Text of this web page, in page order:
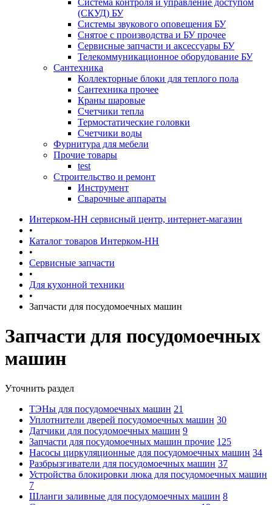
Система контроля и управление доступом
(СКУД) БУ
Системы звукового оповещения БУ
Снятое с производства и БУ прочее
Сервисные запчасти и аксессуары БУ
Телекоммуникационное оборудование БУ
Сантехника
Коллекторные блоки для теплого пола
Сантехника прочее
Краны шаровые
Счетчики тепла
Термоcтатические головки
Счетчики воды
Фурнитура для мебели
Прочие товары
test
Строительство и ремонт
Инструмент
Сварочные аппараты
Интерком-НН сервисный центр, интернет-магазин
•
Каталог товаров Интерком-НН
•
Сервисные запчасти
•
Для кухонной техники
•
Запчасти для посудомоечных машин
Запчасти для посудомоечных
машин
Уточнить раздел
ТЭНы для посудомоечных машин 21
Уплотнители дверей посудомоечных машин 30
Датчики для посудомоечных машин 9
Запчасти для посудомоечных машин прочие 125
Насосы циркуляционные для посудомоечных машин 34
Разбрызгиватели для посудомоечных машин 37
Устройства блокировки люка для посудомоечных машин
7
Шланги заливные для посудомоечных машин 8